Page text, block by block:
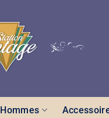
Hommes